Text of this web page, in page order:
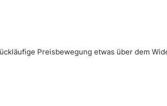
Di Base Forex
Preisbewegung etwas über dem